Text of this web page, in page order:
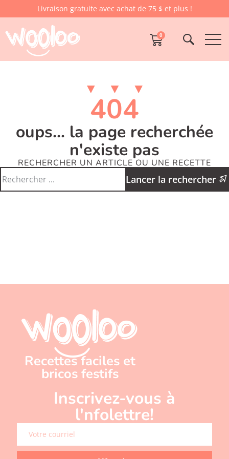
Livraison gratuite avec achat de 75 $ et plus !
0
404
oups... la page recherchée
n'existe pas
RECHERCHER UN ARTICLE OU UNE RECETTE
Lancer la rechercher
Recettes faciles et
bricos festifs
Inscrivez-vous à
l'nfolettre!